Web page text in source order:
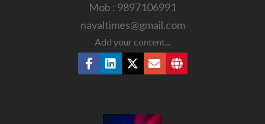
Mob : 9897106991
navaltimes@gmail.com
Add your content...